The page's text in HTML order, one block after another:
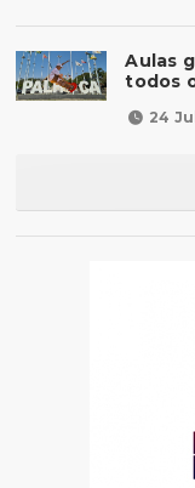
Aulas
todos
24